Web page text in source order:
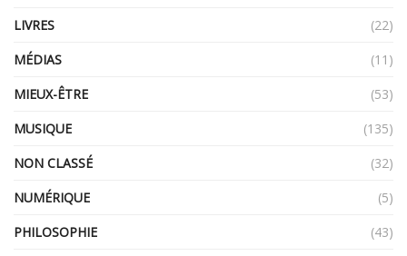
LIVRES
(22)
MÉDIAS
(11)
MIEUX-ÊTRE
(53)
MUSIQUE
(135)
NON CLASSÉ
(32)
NUMÉRIQUE
(5)
PHILOSOPHIE
(43)